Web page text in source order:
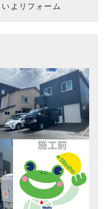
よリフォーム